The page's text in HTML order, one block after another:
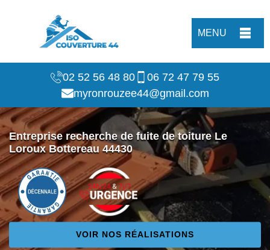
MENU
02 52 56 48 80
06 72 47 79 55
myronrouzee44@gmail.com
Entreprise recherche de fuite de toiture Le
Loroux Bottereau 44430
VOIR NOS RÉALISATIONS